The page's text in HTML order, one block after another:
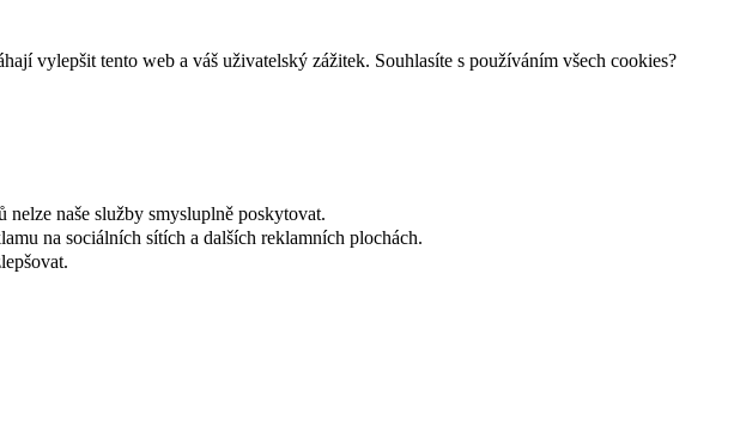
vylepšit tento web a váš uživatelský zážitek. Souhlasíte s používáním všech cookies?
naše služby smysluplně poskytovat.
na sociálních sítích a dalších reklamních plochách.